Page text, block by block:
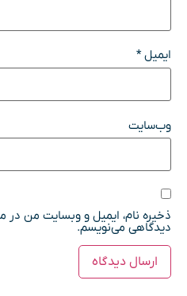
ایمیل*
وب‌سایت
ذخیره نام، ایمیل و وبسایت من در
دیدگاهی می‌نویسم.